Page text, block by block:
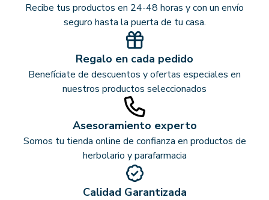
Recibe tus productos en 24-48 horas y con un envío
seguro hasta la puerta de tu casa.
Regalo en cada pedido
Benefíciate de descuentos y ofertas especiales en
nuestros productos seleccionados
Asesoramiento experto
Somos tu tienda online de confianza en productos de
herbolario y parafarmacia
Calidad Garantizada